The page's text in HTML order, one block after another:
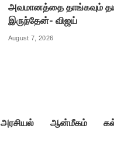
அவமானத்தை தாங்கவும்
இருந்தேன்- விஜய்
August 7, 2026
அரசியல் ஆன்மீகம்